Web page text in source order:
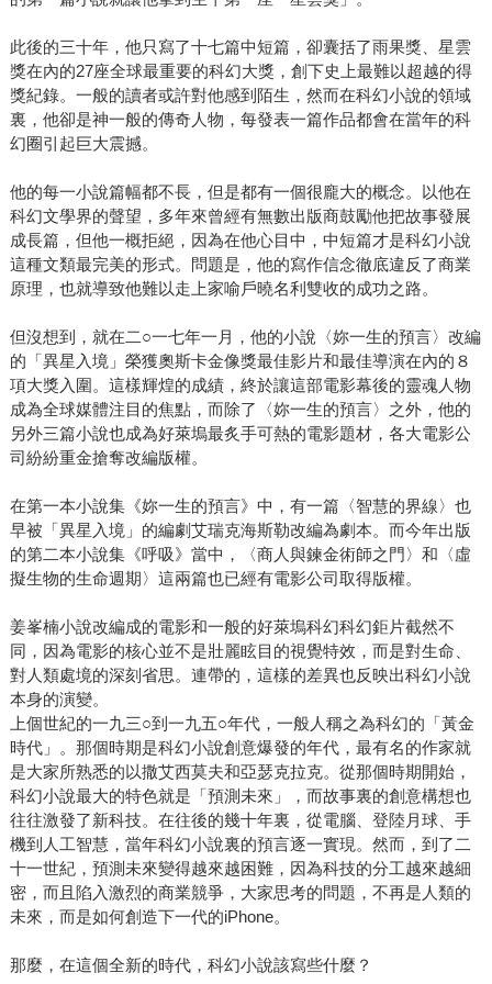
此後的三十年，他只寫了十七篇中短篇，卻囊括了雨果獎、星雲
獎在內的27座全球最重要的科幻大獎，創下史上最難以超越的得
獎紀錄。一般的讀者或許對他感到陌生，然而在科幻小說的領域
裏，他卻是神一般的傳奇人物，每發表一篇作品都會在當年的科
幻圈引起巨大震撼。
他的每一小說篇幅都不長，但是都有一個很龐大的概念。以他在
科幻文學界的聲望，多年來曾經有無數出版商鼓勵他把故事發展
成長篇，但他一概拒絕，因為在他心目中，中短篇才是科幻小說
這種文類最完美的形式。問題是，他的寫作信念徹底違反了商業
原理，也就導致他難以走上家喻戶曉名利雙收的成功之路。
但沒想到，就在二○一七年一月，他的小說〈妳一生的預言〉改編
的「異星入境」榮獲奧斯卡金像獎最佳影片和最佳導演在內的８
項大獎入圍。這樣輝煌的成績，終於讓這部電影幕後的靈魂人物
成為全球媒體注目的焦點，而除了〈妳一生的預言〉之外，他的
另外三篇小說也成為好萊塢最炙手可熱的電影題材，各大電影公
司紛紛重金搶奪改編版權。
在第一本小說集《妳一生的預言》中，有一篇〈智慧的界線〉也
早被「異星入境」的編劇艾瑞克海斯勒改編為劇本。而今年出版
的第二本小說集《呼吸》當中，〈商人與鍊金術師之門〉和〈虛
擬生物的生命週期〉這兩篇也已經有電影公司取得版權。
姜峯楠小說改編成的電影和一般的好萊塢科幻科幻鉅片截然不
同，因為電影的核心並不是壯麗眩目的視覺特效，而是對生命、
對人類處境的深刻省思。連帶的，這樣的差異也反映出科幻小說
本身的演變。
上個世紀的一九三○到一九五○年代，一般人稱之為科幻的「黃金
時代」。那個時期是科幻小說創意爆發的年代，最有名的作家就
是大家所熟悉的以撒艾西莫夫和亞瑟克拉克。從那個時期開始，
科幻小說最大的特色就是「預測未來」，而故事裏的創意構想也
往往激發了新科技。在往後的幾十年裏，從電腦、登陸月球、手
機到人工智慧，當年科幻小說裏的預言逐一實現。然而，到了二
十一世紀，預測未來變得越來越困難，因為科技的分工越來越細
密，而且陷入激烈的商業競爭，大家思考的問題，不再是人類的
未來，而是如何創造下一代的iPhone。
那麼，在這個全新的時代，科幻小說該寫些什麼？